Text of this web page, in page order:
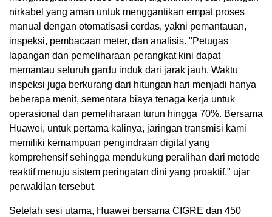
nirkabel yang aman untuk menggantikan empat proses
manual dengan otomatisasi cerdas, yakni pemantauan,
inspeksi, pembacaan meter, dan analisis. "Petugas
lapangan dan pemeliharaan perangkat kini dapat
memantau seluruh gardu induk dari jarak jauh. Waktu
inspeksi juga berkurang dari hitungan hari menjadi hanya
beberapa menit, sementara biaya tenaga kerja untuk
operasional dan pemeliharaan turun hingga 70%. Bersama
Huawei, untuk pertama kalinya, jaringan transmisi kami
memiliki kemampuan pengindraan digital yang
komprehensif sehingga mendukung peralihan dari metode
reaktif menuju sistem peringatan dini yang proaktif," ujar
perwakilan tersebut.
Setelah sesi utama, Huawei bersama CIGRE dan 450